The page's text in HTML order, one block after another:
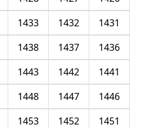
1431
1432
1433
1436
1437
1438
1441
1442
1443
1446
1447
1448
1451
1452
1453